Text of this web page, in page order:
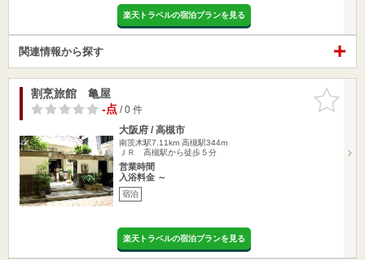
楽天トラベルの宿泊プランを見る
関連情報から探す
お気に入
りに追加
割烹旅館 亀屋
-点/ 0 件
大阪府 / 高槻市
南茨木駅7.11km 高槻駅344m
ＪＲ 高槻駅から徒歩５分
営業時間
入浴料金 ～
宿泊
楽天トラベルの宿泊プランを見る